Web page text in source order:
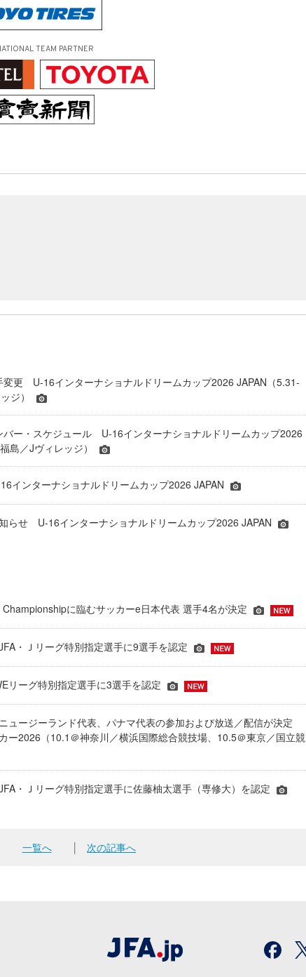
TEAM PARTNER
変更 U-16インターナショナルドリームカップ2026 JAPAN（5.31-
ジ）
バー・スケジュール U-16インターナショナルドリームカップ2026
島／Jヴィレッジ）
インターナショナルドリームカップ2026 JAPAN
らせ U-16インターナショナルドリームカップ2026 JAPAN
に臨むサッカーe日本代表 選手4名が決定
・Ｊリーグ特別指定選手に9選手を認定
リーグ特別指定選手に3選手を認定
ュージーランド代表、パナマ代表の参加および放送／配信が決定
ー2026（10.1＠神奈川／横浜国際総合競技場、10.5＠東京／国立競
・Ｊリーグ特別指定選手に佐藤柚太選手（専修大）を認定
一覧へ 次の記事へ